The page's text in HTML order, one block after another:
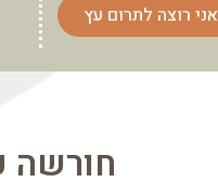
אני רוצה לתרום עץ
חורשה